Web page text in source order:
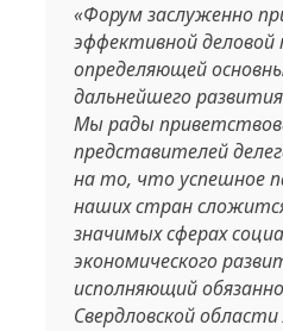
«Форум заслуженно
эффективной деловой
определяющей
дальнейшего
Мы рады
представителей
на то, что успешное
наших стран
значимых сферах
экономического
исполняющий
Свердловской